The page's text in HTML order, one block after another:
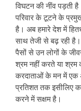
विघटन की नींव पड़ती
परिवार के टूटने के
है। अब हमारे देश में
साथ तेजी से बढ़ रही
पैसों से उन लोगों के
श्रम नहीं करते या
करदाताओं के मन में एक
प्रतिशत तक इसीलिए
करने में सक्षम है।